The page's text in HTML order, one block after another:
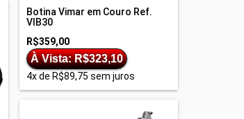
Botina Vimar em Couro Ref.
VIB30
R$359,00
À Vista: R$323,10
4x de R$89,75 sem juros